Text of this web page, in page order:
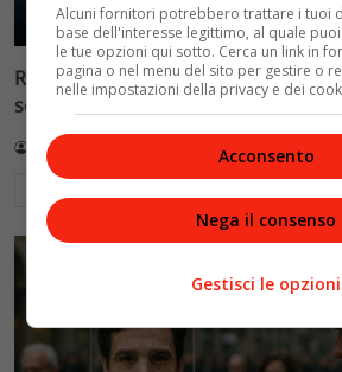
Reflect Orbital: gli specchi spaziali
sole di notte (per 5mila dollari l’ora)
Redazione VelvetMAG 4 Agosto 2026
Alcuni fornitori potrebbero trattare i tuoi
base dell'interesse legittimo, al quale
le tue opzioni qui sotto. Cerca un link in
pagina o nel menu del sito per gestire o
nelle impostazioni della privacy e dei
Acconsento
Nega il consenso
Gestisci le opzioni